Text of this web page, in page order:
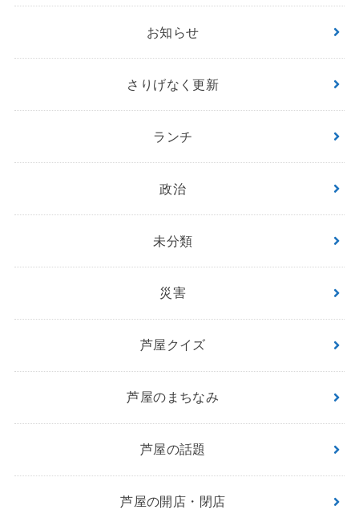
お知らせ
さりげなく更新
ランチ
政治
未分類
災害
芦屋クイズ
芦屋のまちなみ
芦屋の話題
芦屋の開店・閉店